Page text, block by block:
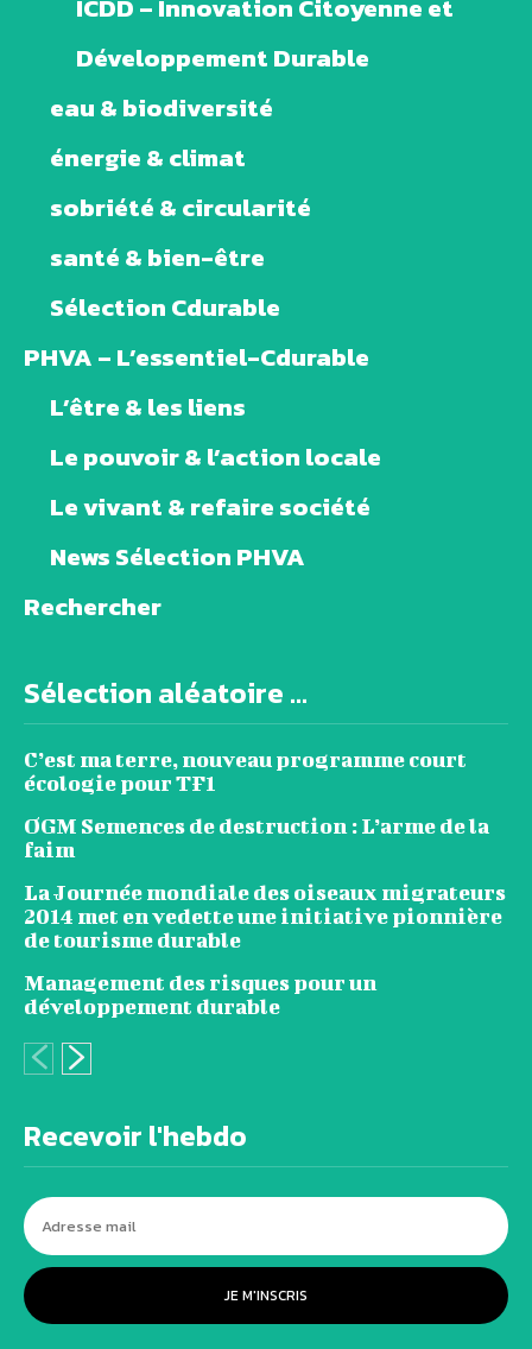
ICDD – Innovation Citoyenne et
Développement Durable
eau & biodiversité
énergie & climat
sobriété & circularité
santé & bien-être
Sélection Cdurable
PHVA – L’essentiel-Cdurable
L’être & les liens
Le pouvoir & l’action locale
Le vivant & refaire société
News Sélection PHVA
Rechercher
Sélection aléatoire ...
C’est ma terre, nouveau programme court
écologie pour TF1
OGM Semences de destruction : L’arme de la
faim
La Journée mondiale des oiseaux migrateurs
2014 met en vedette une initiative pionnière
de tourisme durable
Management des risques pour un
développement durable
Recevoir l'hebdo
JE M'INSCRIS